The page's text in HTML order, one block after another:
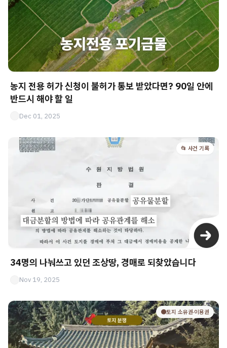
농지 전용 허가 신청이 불허가 통보 받았다면? 90일 안에
반드시 해야 할 일
Dec 01, 2025
📂 사건 기록
34명의 나눠쓰고 있던 조상땅, 경매로 되찾았습니다
Nov 19, 2025
🟤토지 소유권·이용권